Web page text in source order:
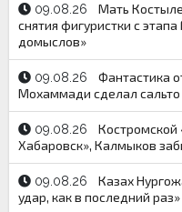
09.08.26
Мать
снятия фигуристки с
домыслов»
09.08.26
Фантастика
Мохаммади сделал
09.08.26
Костромской
Хабаровск», Калмыков
09.08.26
Казах
удар, как в последний раз»